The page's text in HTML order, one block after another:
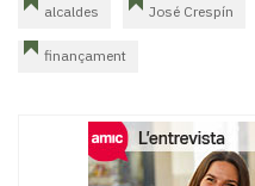
alcaldes José Crespín
finançament